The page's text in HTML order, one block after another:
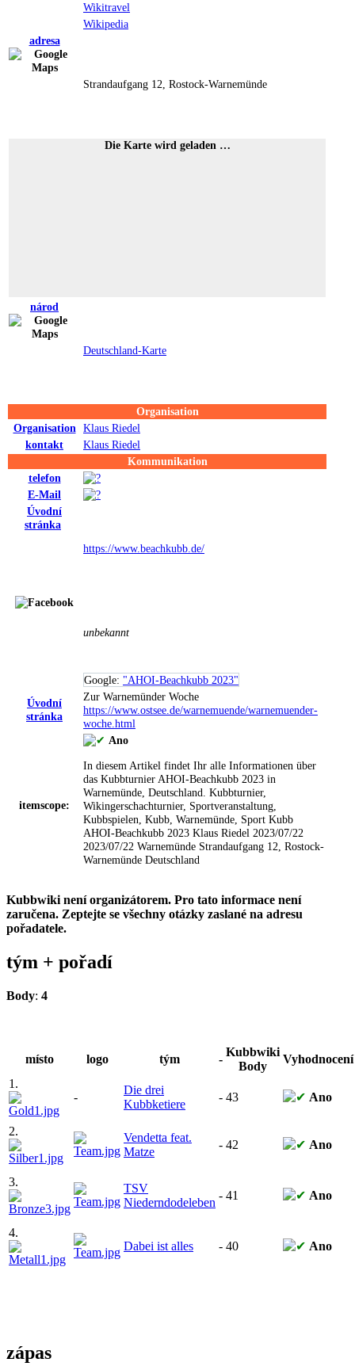
Wikitravel
Wikipedia
adresa
Strandaufgang 12, Rostock-Warnemünde
Die Karte wird geladen …
národ
Deutschland-Karte
Organisation
Organisation Klaus Riedel
kontakt
Klaus Riedel
Kommunikation
telefon
E-Mail
Úvodní
stránka
https://www.beachkubb.de/
unbekannt
Google: "AHOI-Beachkubb 2023"
Úvodní
stránka
Zur Warnemünder Woche
https://www.ostsee.de/warnemuende/warnemuender-
woche.html
itemscope:
Ano
In diesem Artikel findet Ihr alle Informationen über
das Kubbturnier AHOI-Beachkubb 2023 in
Warnemünde, Deutschland. Kubbturnier,
Wikingerschachturnier, Sportveranstaltung,
Kubbspielen, Kubb, Warnemünde, Sport Kubb
AHOI-Beachkubb 2023 Klaus Riedel 2023/07/22
2023/07/22 Warnemünde Strandaufgang 12, Rostock-
Warnemünde Deutschland
Kubbwiki není organizátorem. Pro tato informace není
zaručena. Zeptejte se všechny otázky zaslané na adresu
pořadatele.
tým + pořadí
Body: 4
místo logo tým -
Kubbwiki
Body
Vyhodnocení
1.
-
Die drei
Kubbketiere
- 43 Ano
2.
Vendetta feat.
Matze
- 42 Ano
3.
TSV
Niederndodeleben
- 41 Ano
4.
Dabei ist alles
- 40 Ano
zápas